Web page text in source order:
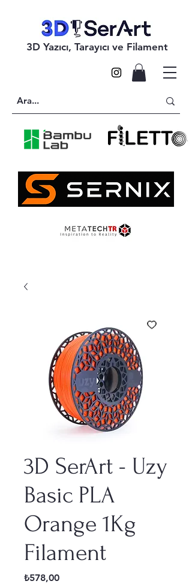
3D Yazıcı, Tarayıcı ve Filament
3D SerArt - Uzy
Basic PLA
Orange 1Kg
Filament
₺578,00Fiyat